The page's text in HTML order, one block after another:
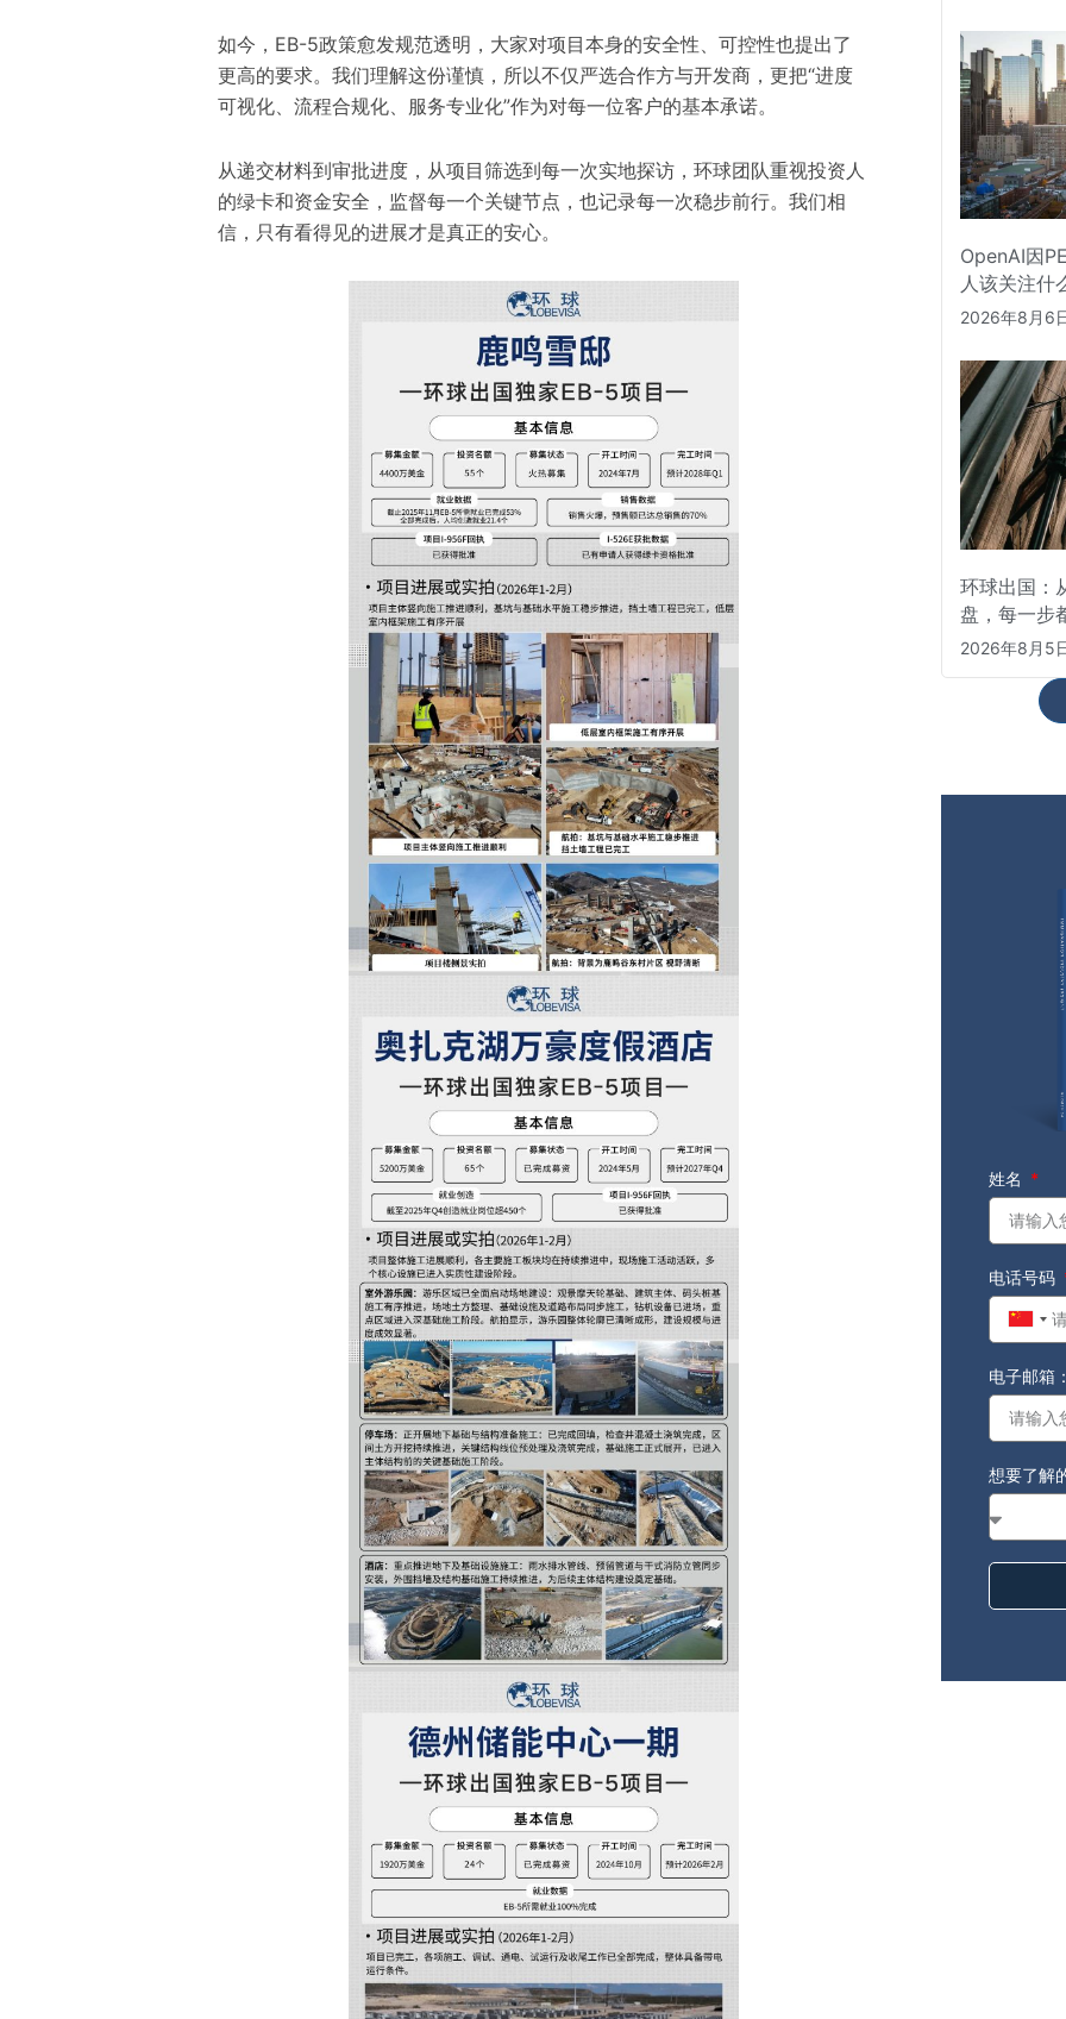
如今，EB-5政策愈发规范透明，大家对项目本身的安全性、可控性也提出了
更高的要求。我们理解这份谨慎，所以不仅严选合作方与开发商，更把“进度
可视化、流程合规化、服务专业化”作为对每一位客户的基本承诺。
从递交材料到审批进度，从项目筛选到每一次实地探访，环球团队重视投资人
的绿卡和资金安全，监督每一个关键节点，也记录每一次稳步前行。我们相
信，只有看得见的进展才是真正的安心。
OpenAI因
人该关注什
2026年8月6
环球出国：
盘，每一步
2026年8月5
姓名
电话号码
电子邮箱
想要了解